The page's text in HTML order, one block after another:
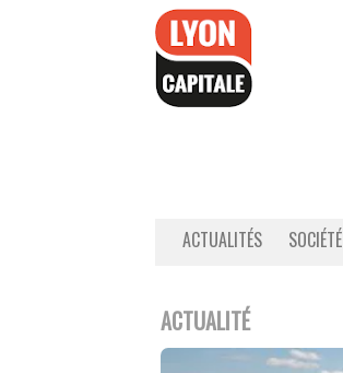
ACTUALITÉS SOCIÉTÉ
ACTUALITÉ